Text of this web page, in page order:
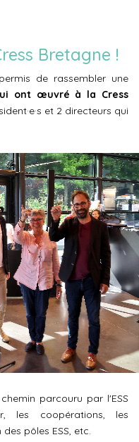
Bretagne !
de rassembler une
ont œuvré à la Cress
et 2 directeurs qui
parcouru par l'ESS
les coopérations, les
pôles ESS, etc.